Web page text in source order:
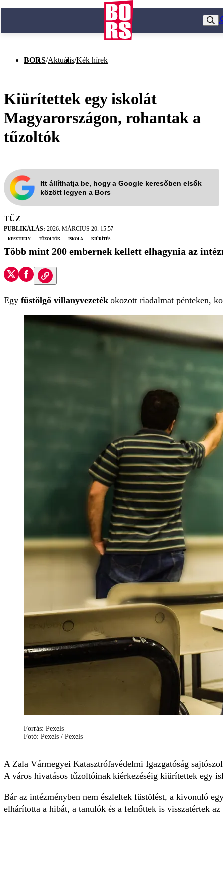
BORS/Aktuális/Kék hírek
Kiürítettek egy iskolát
Magyarországon, rohantak a
tűzoltók
Itt állíthatja be, hogy a Google keresőben elsők
között legyen a Bors
TŰZ
PUBLIKÁLÁS: 2026. MÁRCIUS 20. 15:57
Keszthely
tűzoltók iskola kiürítés
Több mint 200 embernek kellett elhagynia az
Egy füstölgő villanyvezeték okozott riadalmat pénteken,
Forrás: Pexels
Fotó: Pexels / Pexels
A Zala Vármegyei Katasztrófavédelmi Igazgatóság
A város hivatásos tűzoltóinak kiérkezéséig kiürítettek egy
Bár az intézményben nem észleltek füstölést, a kivonuló
elhárította a hibát, a tanulók és a felnőttek is visszatértek